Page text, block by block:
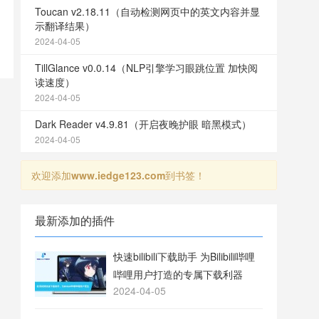
Toucan v2.18.11（自动检测网页中的英文内容并显
示翻译结果）
2024-04-05
TillGlance v0.0.14（NLP引擎学习眼跳位置 加快阅
读速度）
2024-04-05
Dark Reader v4.9.81（开启夜晚护眼 暗黑模式）
2024-04-05
欢迎添加www.iedge123.com到书签！
最新添加的插件
快速bilibili下载助手 为Bilibili哔哩
哔哩用户打造的专属下载利器
2024-04-05